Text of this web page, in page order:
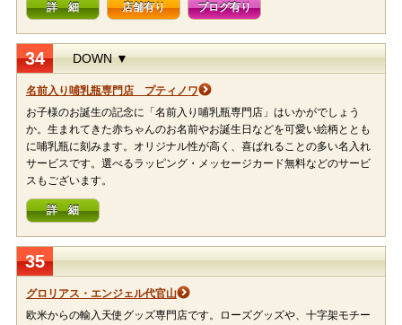
詳 細 店舗有り ブログ有り
34 DOWN ▼
名前入り哺乳瓶専門店 プティノワ
お子様のお誕生の記念に「名前入り哺乳瓶専門店」はいかがでしょう
か。生まれてきた赤ちゃんのお名前やお誕生日などを可愛い絵柄ととも
に哺乳瓶に刻みます。オリジナル性が高く、喜ばれることの多い名入れ
サービスです。選べるラッピング・メッセージカード無料などのサービ
スもございます。
詳 細
35
グロリアス・エンジェル代官山
欧米からの輸入天使グッズ専門店です。ローズグッズや、十字架モチー